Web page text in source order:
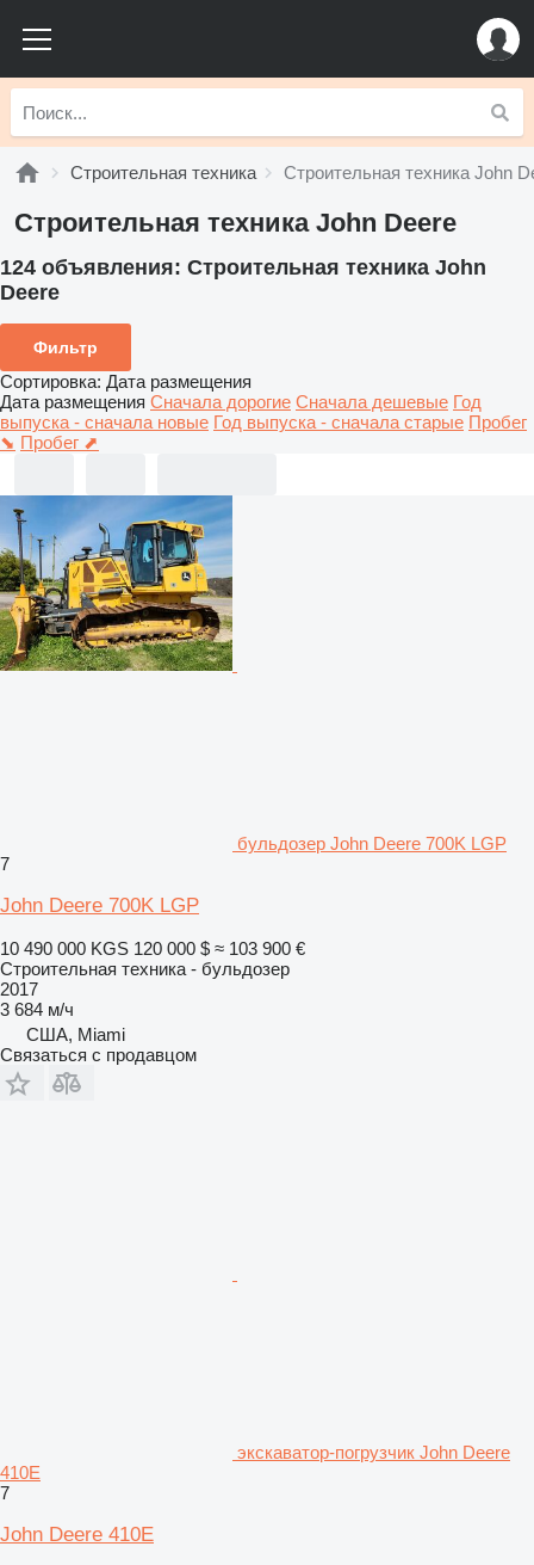
Строительная техника Строительная техника John
Строительная техника John Deere
124 объявления: Строительная техника John
Deere
Фильтр
Сортировка: Дата размещения
Дата размещения Сначала дорогие Сначала дешевые Год
выпуска - сначала новые Год выпуска - сначала старые Пробег
⬊ Пробег ⬈
бульдозер John Deere 700K LGP
7
John Deere 700K LGP
10 490 000 KGS 120 000 $ ≈ 103 900 €
Строительная техника - бульдозер
2017
3 684 м/ч
США, Miami
Связаться с продавцом
экскаватор-погрузчик John Deere
410E
7
John Deere 410E